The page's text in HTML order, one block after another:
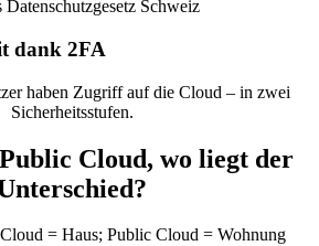
dank 2FA
haben Zugriff auf die Cloud – in zwei
Sicherheitsstufen.
Cloud, wo liegt der
= Haus; Public Cloud = Wohnung